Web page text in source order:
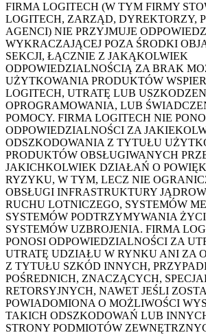
FIRMA LOGITECH (W TYM FIRMY
LOGITECH, ZARZĄD, DYREKTORZY,
AGENCI) NIE PRZYJMUJE
WYKRACZAJĄCEJ POZA ŚRODKI
SEKCJI, ŁĄCZNIE Z JAKĄKOLWIEK
ODPOWIEDZIALNOŚCIĄ ZA BRAK
UŻYTKOWANIA PRODUKTÓW
LOGITECH, UTRATĘ LUB
OPROGRAMOWANIA, LUB
POMOCY. FIRMA LOGITECH NIE
ODPOWIEDZIALNOŚCI ZA
ODSZKODOWANIA Z TYTUŁU
PRODUKTÓW OBSŁUGIWANYCH
JAKICHKOLWIEK DZIAŁAŃ O
RYZYKU, W TYM, LECZ NIE
OBSŁUGI INFRASTRUKTURY
RUCHU LOTNICZEGO, SYSTEMÓW
SYSTEMÓW PODTRZYMYWANIA
SYSTEMÓW UZBROJENIA. FIRMA
PONOSI ODPOWIEDZIALNOŚCI ZA
UTRATĘ UDZIAŁU W RYNKU ANI ZA
Z TYTUŁU SZKÓD INNYCH,
POŚREDNICH, ZNACZĄCYCH,
RETORSYJNYCH, NAWET JEŚLI
POWIADOMIONA O MOŻLIWOŚCI
TAKICH ODSZKODOWAŃ LUB
STRONY PODMIOTÓW